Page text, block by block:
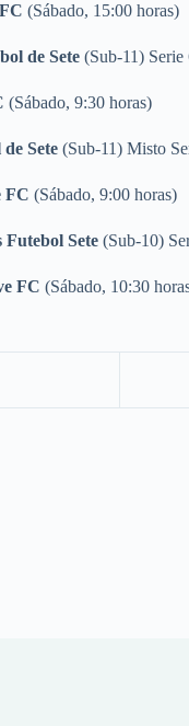
(Sábado, 15:00 horas)
de Sete(Sub-11) Serie
(Sábado, 9:30 horas)
Sete(Sub-11) Misto
FC (Sábado, 9:00 horas)
Sete (Sub-10)
FC (Sábado, 10:30